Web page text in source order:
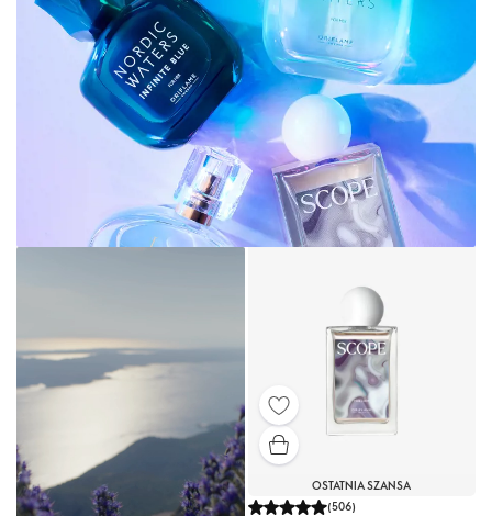
OSTATNIA SZANSA
(506)